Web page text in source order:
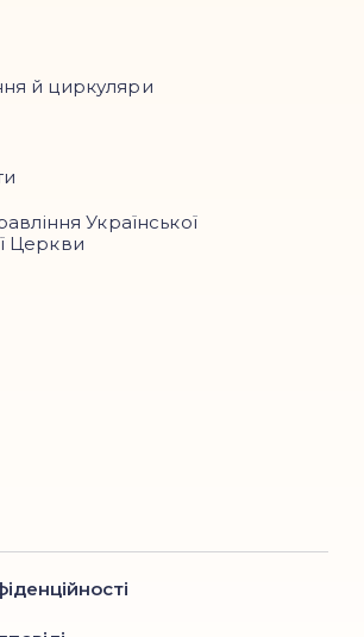
й циркуляри
Української
Церкви